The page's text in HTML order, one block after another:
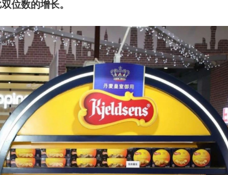
位数的增长。